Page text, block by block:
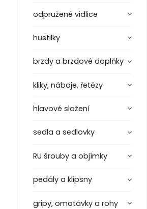
odpružené vidlice
hustilky
brzdy a brzdové doplňky
kliky, náboje, řetězy
hlavové složení
sedla a sedlovky
RU šrouby a objímky
pedály a klipsny
gripy, omotávky a rohy